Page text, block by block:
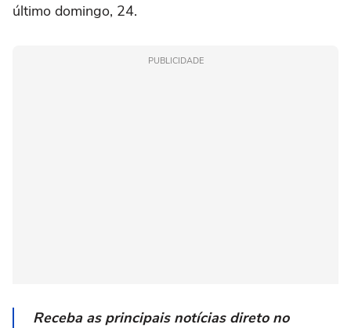
último domingo, 24.
PUBLICIDADE
Receba as principais notícias direto no